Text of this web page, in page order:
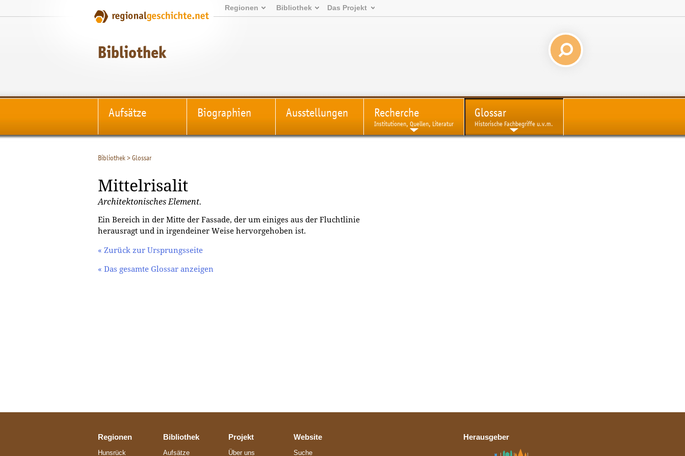
Regionen Bibliothek Das Projekt
Bibliothek
Aufsätze Biographien Ausstellungen Recherche
Institutionen, Quellen, Literatur
Glossar
Historische Fachbegriffe u.v.m.
Bibliothek>Glossar
Mittelrisalit
Architektonisches Element.
Ein Bereich in der Mitte der Fassade, der um einiges aus der Fluchtlinie
herausragt und in irgendeiner Weise hervorgehoben ist.
« Zurück zur Ursprungsseite
« Das gesamte Glossar anzeigen
Regionen
Hunsrück
Bibliothek
Aufsätze
Projekt
Über uns
Website
Suche
Herausgeber